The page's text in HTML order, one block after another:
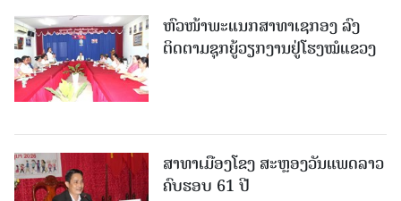
ຫົວໜ້າພະແນກສາທາເຊກອງ ລົງ
ຕິດຕາມຊຸກຍູ້ວຽກງານຢູ່ໂຮງໝໍແຂວງ
ສາທາເມືອງໂຂງ ສະຫຼອງວັນແພດລາວ
ຄົບຮອບ 61 ປີ